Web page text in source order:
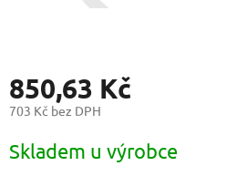
850,63 Kč
703 Kč bez DPH
cena:
Skladem u výrobce